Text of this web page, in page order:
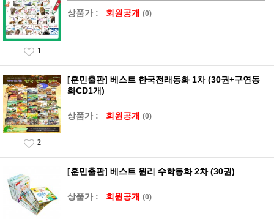
상품가 : 회원공개 (0)
1
[훈민출판] 베스트 한국전래동화 1차 (30권+구연동
화CD1개)
상품가 : 회원공개 (0)
2
[훈민출판] 베스트 원리 수학동화 2차 (30권)
상품가 : 회원공개 (0)